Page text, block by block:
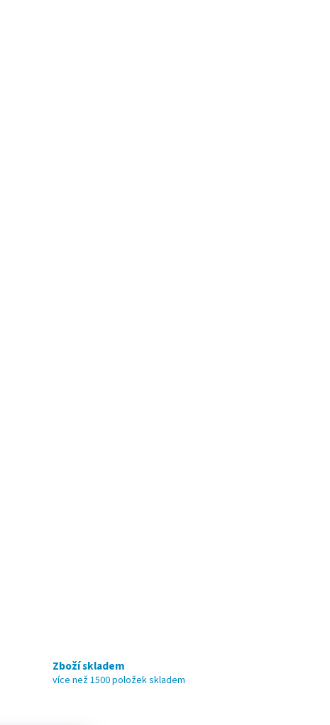
Zboží skladem
více než 1500 položek skladem